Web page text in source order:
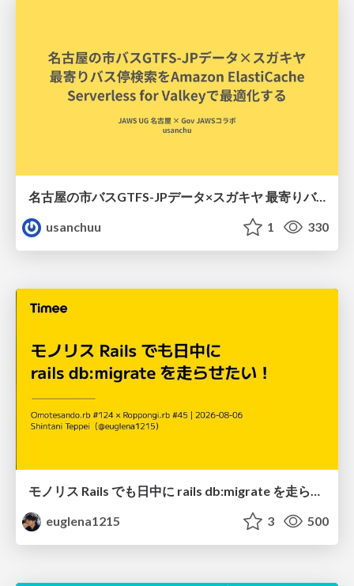
名古屋の市バスGTFS-JPデータ×スガキヤ 最寄りバス停検索をAmazon ElastiCache Serverless for Valkeyで最適化する
usanchuu
1 330
モノリス Rails でも日中に rails db:migrate を走らせたい！ / Daytime rails db:migrate on Monolithic Rails!
euglena1215
3 500